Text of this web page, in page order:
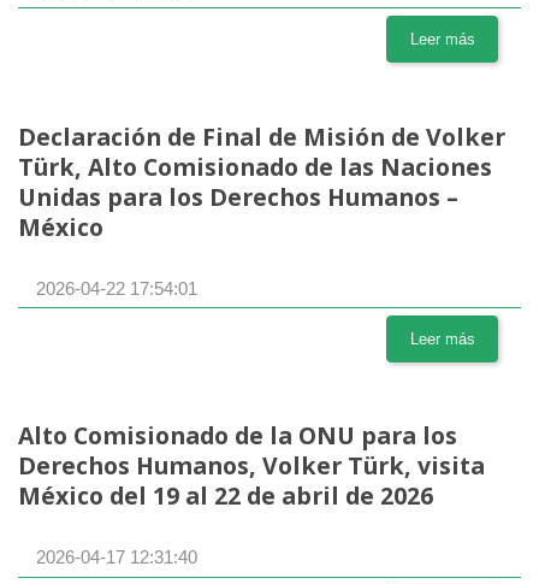
Leer más
Declaración de Final de Misión de Volker
Türk, Alto Comisionado de las Naciones
Unidas para los Derechos Humanos –
México
2026-04-22 17:54:01
Leer más
Alto Comisionado de la ONU para los
Derechos Humanos, Volker Türk, visita
México del 19 al 22 de abril de 2026
2026-04-17 12:31:40